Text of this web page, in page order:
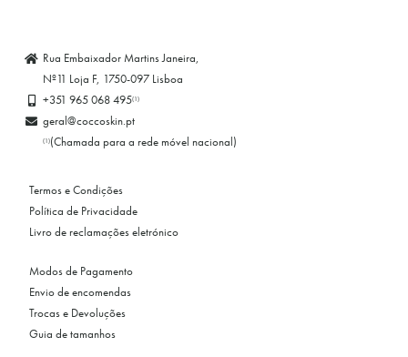
Rua Embaixador Martins Janeira,
Nº11 Loja F, 1750-097 Lisboa
+351 965 068 495(1)
geral@coccoskin.pt
(1)(Chamada para a rede móvel nacional)
Termos e Condições
Política de Privacidade
Livro de reclamações eletrónico
Modos de Pagamento
Envio de encomendas
Trocas e Devoluções
Guia de tamanhos